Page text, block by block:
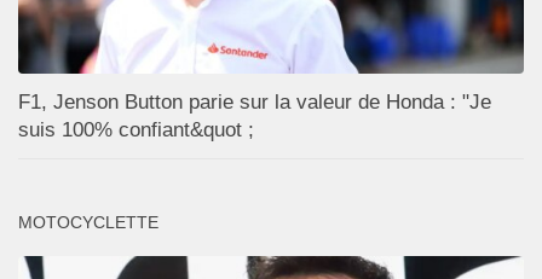
F1, Jenson Button parie sur la valeur de Honda : "Je
suis 100% confiant&quot ;
MOTOCYCLETTE